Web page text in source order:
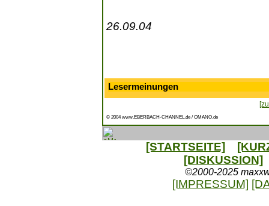
26.09.04
Lesermeinungen
© 2004 www.EBERBACH-CHANNEL.de / OMANO.de
[STARTSEITE]
[DISKUSSION]
©2000-2025
[IMPRESSUM]